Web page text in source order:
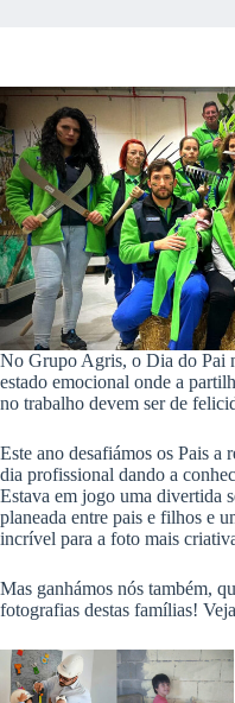
No Grupo Agris, o Dia do Pai
estado emocional onde a
no trabalho devem ser de
Este ano desafiámos os Pais a
dia profissional dando a
Estava em jogo uma divertida
planeada entre pais e filhos e
incrível para a foto mais
Mas ganhámos nós também,
fotografias destas famílias!